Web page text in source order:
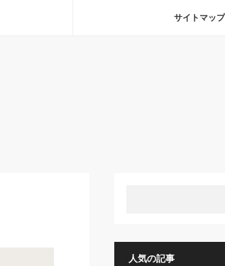
サイトマップ
人気の記事